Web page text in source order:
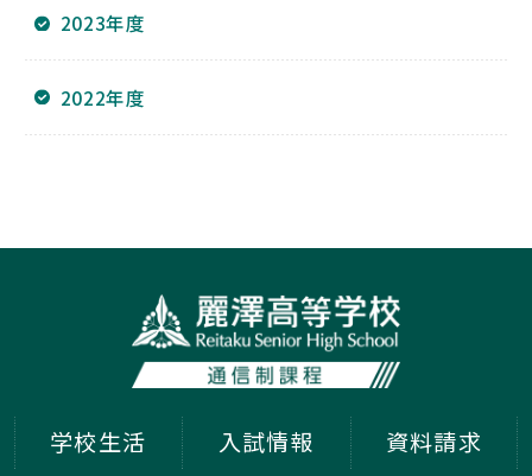
2023年度
2022年度
学校生活 入試情報 資料請求